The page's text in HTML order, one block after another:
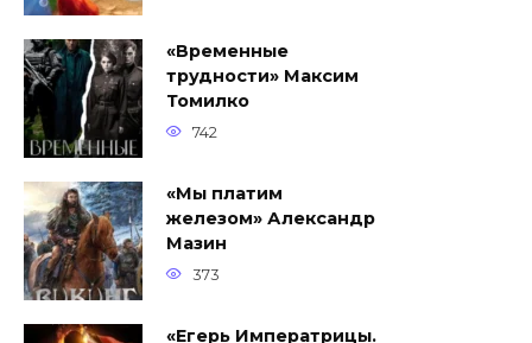
«Временные
трудности» Максим
Томилко
742
«Мы платим
железом» Александр
Мазин
373
«Егерь Императрицы.